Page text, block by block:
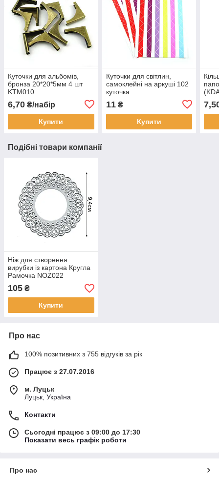
Куточки для альбомів,
бронза 20*20*5мм 4 шт
KTM010
6,70 ₴/набір
Купити
Куточки для світлин,
самоклейні на аркуші 102
куточка
11₴
Купити
Подібні товари компанії
Ніж для створення
вирубки із картона Кругла
Рамочка NOZ022
105 ₴
Купити
Про нас
100% позитивних з 755 відгуків за рік
Працює з 27.07.2016
м. Луцьк
Луцьк, Україна
Контакти
Сьогодні працює з 09:00 до 17:30
Показати весь графік роботи
Про нас